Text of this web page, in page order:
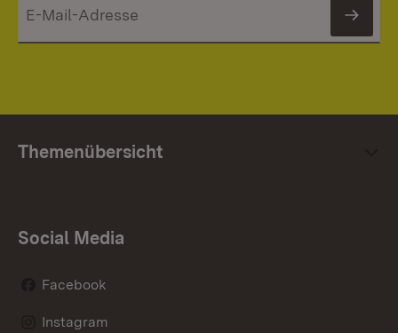
Themenübersicht
Social Media
Facebook
Instagram